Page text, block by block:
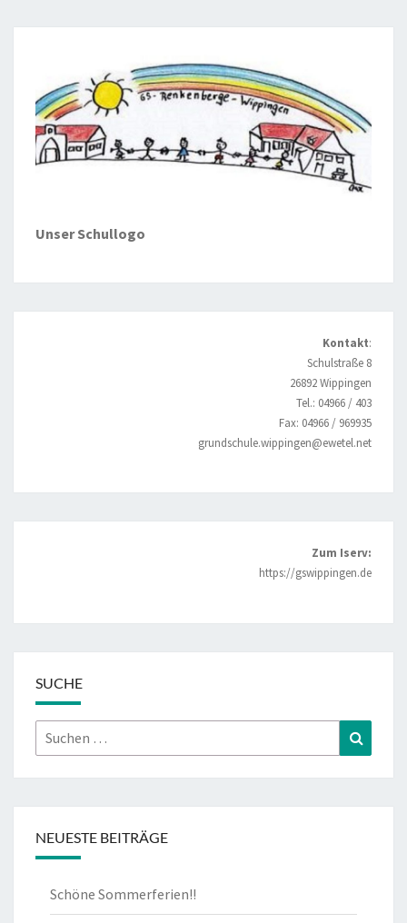
Unser Schullogo
Kontakt:
Schulstraße 8
26892 Wippingen
Tel.: 04966 / 403
Fax: 04966 / 969935
grundschule.wippingen@ewetel.net
Zum Iserv:
https://gswippingen.de
SUCHE
Suchen
nach:
NEUESTE BEITRÄGE
Schöne Sommerferien!!